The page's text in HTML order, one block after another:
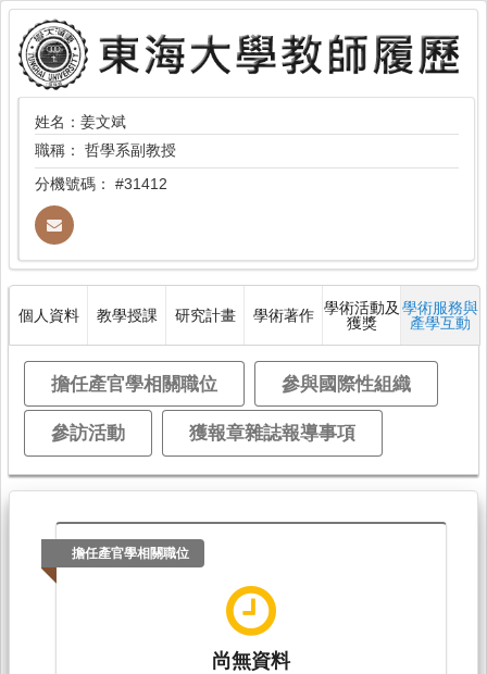
姓名：姜文斌
職稱： 哲學系副教授
分機號碼： #31412
個人資料 教學授課 研究計畫 學術著作 學術活動及
獲獎
學術服務與
產學互動
擔任產官學相關職位 參與國際性組織
參訪活動 獲報章雜誌報導事項
擔任產官學相關職位
尚無資料